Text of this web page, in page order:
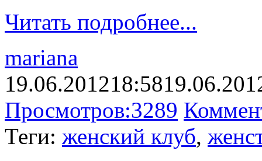
Читать подробнее...
mariana
19.06.201218:58
Просмотров:3289
Теги: женский клуб,